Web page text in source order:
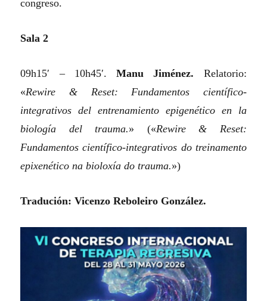
congreso.
Sala 2
09h15′ – 10h45′.Manu Jiménez. Relatorio:
«Rewire & Reset: Fundamentos científico-
integrativos del entrenamiento epigenético en la
biología del trauma.» («Rewire & Reset:
Fundamentos científico-integrativos do treinamento
epixenético na bioloxía do trauma.»)
Tradución: Vicenzo Reboleiro González.